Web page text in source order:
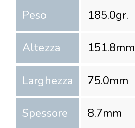
Peso 185.0gr.
Altezza 151.8mm
Larghezza 75.0mm
Spessore 8.7mm